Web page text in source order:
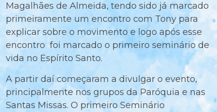
Magalhães de Almeida, tendo sido já marcado
primeiramente um encontro com Tony para
explicar sobre o movimento e logo após esse
encontro foi marcado o primeiro seminário de
vida no Espírito Santo.
A partir daí começaram a divulgar o evento,
principalmente nos grupos da Paróquia e nas
Santas Missas. O primeiro Seminário